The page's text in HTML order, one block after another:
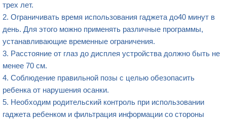
трех лет.
2. Ограничивать время использования гаджета до40 минут в
день. Для этого можно применять различные программы,
устанавливающие временные ограничения.
3. Расстояние от глаз до дисплея устройства должно быть не
менее 70 см.
4. Соблюдение правильной позы с целью обезопасить
ребенка от нарушения осанки.
5. Необходим родительский контроль при использовании
гаджета ребенком и фильтрация информации со стороны